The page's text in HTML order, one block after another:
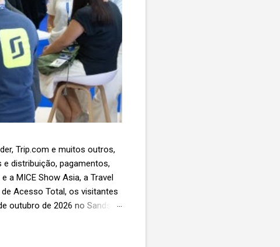
Trip.com e muitos outros,
distribuição, pagamentos,
a MICE Show Asia, a Travel
Acesso Total, os visitantes
outubro de 2026 no Sands